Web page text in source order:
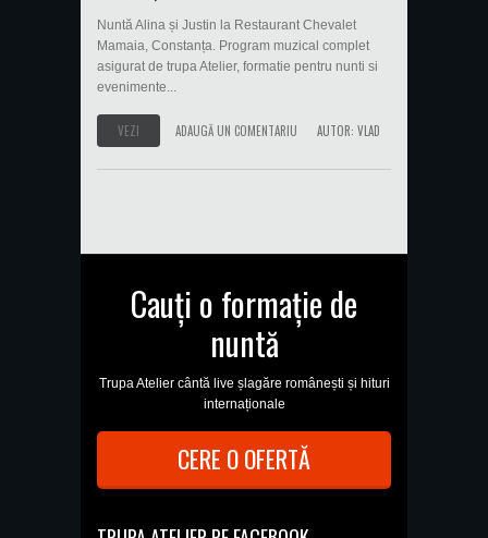
Nuntă Alina și Justin la Restaurant Chevalet
Mamaia, Constanța. Program muzical complet
asigurat de trupa Atelier, formatie pentru nunti si
evenimente...
VEZI ADAUGĂ UN COMENTARIU AUTOR: VLAD
Cauți o formație de
nuntă
Trupa Atelier cântă live șlagăre românești și hituri
internaționale
CERE O OFERTĂ